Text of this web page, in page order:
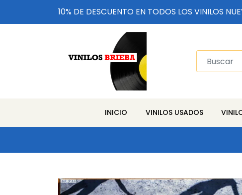
10% DE DESCUENTO EN TODOS LOS VINILOS
INICIO VINILOS USADOS